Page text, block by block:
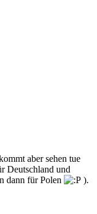
aber sehen tue
Deutschland und
dann für Polen
).